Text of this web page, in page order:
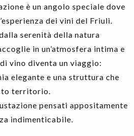
è un angolo speciale dove
dei vini del Friuli.
serenità della natura
in un’atmosfera intima e
vino diventa un viaggio:
elegante e una struttura che
territorio.
pensati appositamente
indimenticabile.